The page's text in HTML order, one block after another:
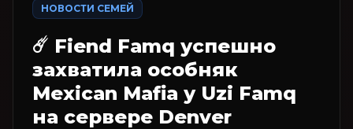
НОВОСТИ СЕМЕЙ
☄️ Fiend Famq успешно
захватила особняк
Mexican Mafia у Uzi Famq
на сервере Denver